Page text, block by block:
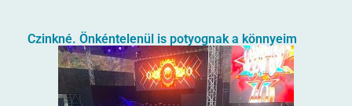
Czinkné. Önkéntelenül is potyognak a könnyeim